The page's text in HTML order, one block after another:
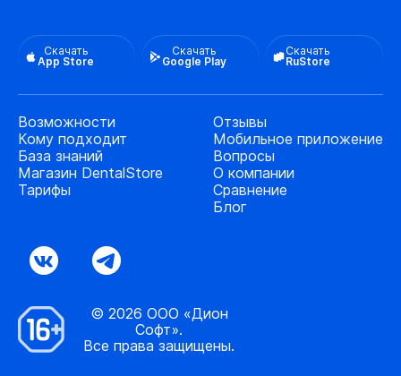
Скачать
App Store
Скачать
Google Play
Скачать
RuStore
Возможности
Кому подходит
База знаний
Магазин DentalStore
Тарифы
Отзывы
Мобильное приложение
Вопросы
О компании
Сравнение
Блог
© 2026 ООО «Дион
Софт».
Все права защищены.